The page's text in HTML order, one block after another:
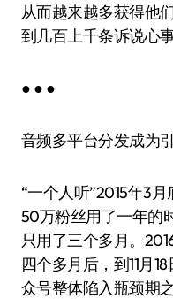
从而越来越多获得他
到几百上千条诉说心事
● ● ●
音频多平台分发成为
“一个人听”2015年3
50万粉丝用了一年的
只用了三个多月。
四个多月后，到11月
众号整体陷入瓶颈期